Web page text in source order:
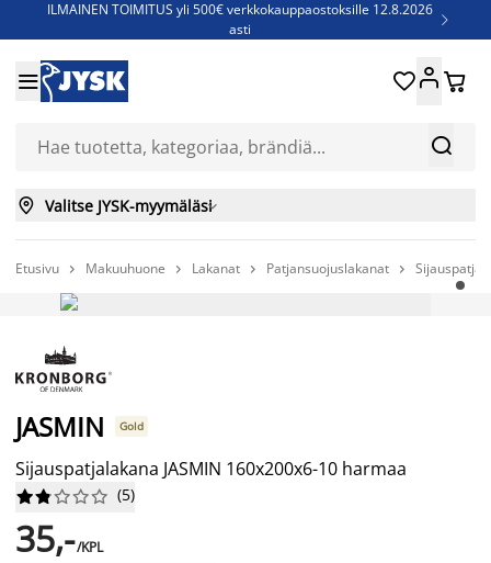
ILMAINEN TOIMITUS yli 500€ verkkokauppaostoksille 12.8.2026
asti

Jenkkisänkyjä - Säästä jopa 60%


 
 Valitse JYSK-myymäläsi
Etusivu  Makuuhuone  Lakanat  Patjansuojuslakanat 
JASMIN Gold
Sijauspatjalakana JASMIN 160x200x6-10 harmaa





 (5)
35,-/KPL